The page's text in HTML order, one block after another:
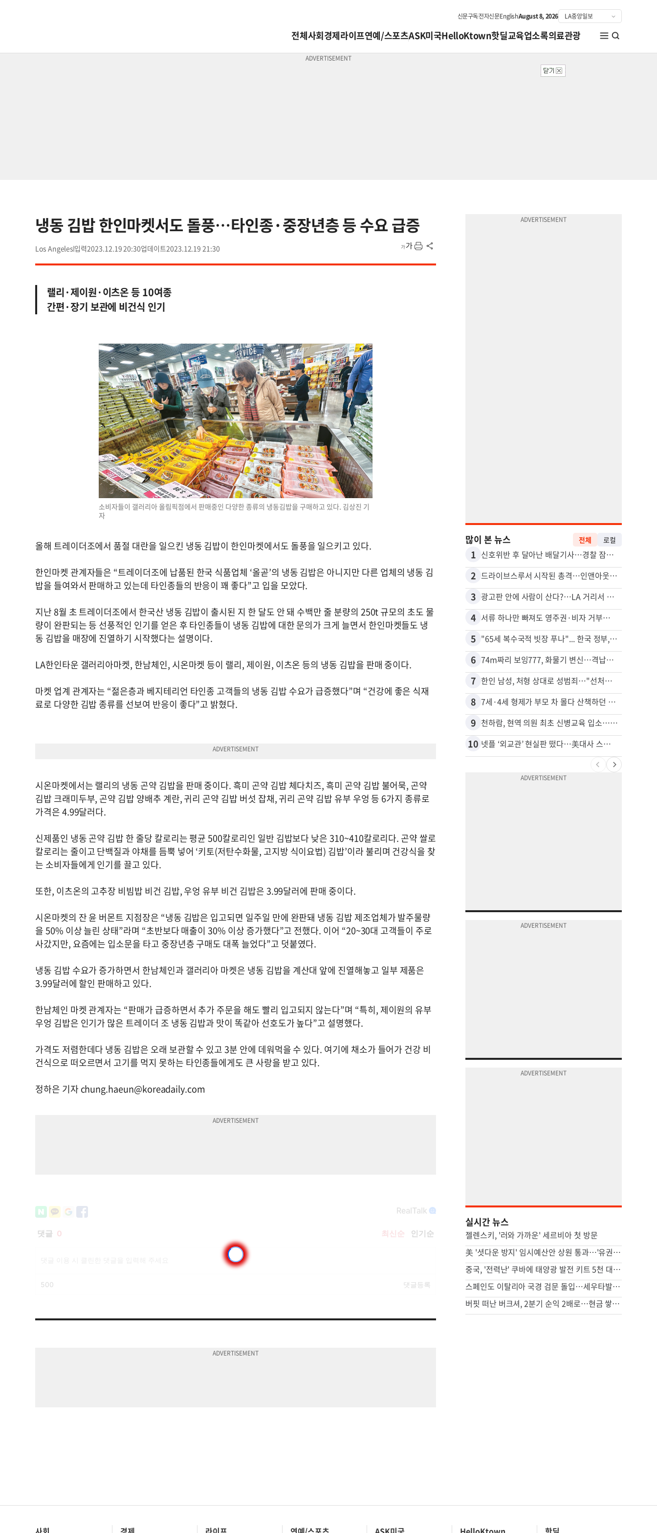
신문구독전자신문EnglishAugust 8, 2026
전체사회경제라이프연예/스포츠ASK미국HelloKtown핫딜교육업소록의료관광
냉동 김밥 한인마켓서도 돌풍…타인종·중장년층 등 수요 급증
Los Angeles 2023.12.19 20:30 2023.12.19 21:30
랠리·제이원·이츠온 등 10여종
간편·장기 보관에 비건식 인기
소비자들이 갤러리아 올림픽점에서 판매중인 다양한 종류의 냉동김밥을 구매하고 있다. 김상진 기
자
올해 트레이더조에서 품절 대란을 일으킨 냉동 김밥이 한인마켓에서도 돌풍을 일으키고 있다.
한인마켓 관계자들은 “트레이더조에 납품된 한국 식품업체 ‘올곧’의 냉동 김밥은 아니지만 다른 업체의 냉동 김
밥을 들여와서 판매하고 있는데 타인종들의 반응이 꽤 좋다”고 입을 모았다.
지난 8월 초 트레이더조에서 한국산 냉동 김밥이 출시된 지 한 달도 안 돼 수백만 줄 분량의 250t 규모의 초도 물
량이 완판되는 등 선풍적인 인기를 얻은 후 타인종들이 냉동 김밥에 대한 문의가 크게 늘면서 한인마켓들도 냉
동 김밥을 매장에 진열하기 시작했다는 설명이다.
LA한인타운 갤러리아마켓, 한남체인, 시온마켓 등이 랠리, 제이원, 이츠온 등의 냉동 김밥을 판매 중이다.
마켓 업계 관계자는 “젊은층과 베지테리언 타인종 고객들의 냉동 김밥 수요가 급증했다”며 “건강에 좋은 식재
료로 다양한 김밥 종류를 선보여 반응이 좋다”고 밝혔다.
시온마켓에서는 랠리의 냉동 곤약 김밥을 판매 중이다. 흑미 곤약 김밥 체다치즈, 흑미 곤약 김밥 불어묵, 곤약
김밥 크래미두부, 곤약 김밥 양배추 계란, 귀리 곤약 김밥 버섯 잡채, 귀리 곤약 김밥 유부 우엉 등 6가지 종류로
가격은 4.99달러다.
신제품인 냉동 곤약 김밥 한 줄당 칼로리는 평균 500칼로리인 일반 김밥보다 낮은 310~410칼로리다. 곤약 쌀로
칼로리는 줄이고 단백질과 야채를 듬뿍 넣어 ‘키토(저탄수화물, 고지방 식이요법) 김밥’이라 불리며 건강식을 찾
는 소비자들에게 인기를 끌고 있다.
또한, 이츠온의 고추장 비빔밥 비건 김밥, 우엉 유부 비건 김밥은 3.99달러에 판매 중이다.
시온마켓의 잔 윤 버몬트 지점장은 “냉동 김밥은 입고되면 일주일 만에 완판돼 냉동 김밥 제조업체가 발주물량
을 50% 이상 늘린 상태”라며 “초반보다 매출이 30% 이상 증가했다”고 전했다. 이어 “20~30대 고객들이 주로
사갔지만, 요즘에는 입소문을 타고 중장년층 구매도 대폭 늘었다”고 덧붙였다.
냉동 김밥 수요가 증가하면서 한남체인과 갤러리아 마켓은 냉동 김밥을 계산대 앞에 진열해놓고 일부 제품은
3.99달러에 할인 판매하고 있다.
한남체인 마켓 관계자는 “판매가 급증하면서 추가 주문을 해도 빨리 입고되지 않는다”며 “특히, 제이원의 유부
우엉 김밥은 인기가 많은 트레이더 조 냉동 김밥과 맛이 똑같아 선호도가 높다”고 설명했다.
가격도 저렴한데다 냉동 김밥은 오래 보관할 수 있고 3분 안에 데워먹을 수 있다. 여기에 채소가 들어가 건강 비
건식으로 떠오르면서 고기를 먹지 못하는 타인종들에게도 큰 사랑을 받고 있다.
정하은 기자 chung.haeun@koreadaily.com
많이 본 뉴스 전체 로컬
1 신호위반 후 달아난 배달기사…경찰 잠복해 잡고보니 ‘반전’
2 드라이브스루서 시작된 총격…인앤아웃 참사 영상 공개
3 광고판 안에 사람이 산다?…LA 거리서 화제
4 서류 하나만 빠져도 영주권·비자 거부…심사관 재량권 대폭 확대
5 "65세 복수국적 빗장 푸나"... 한국 정부, 연령 완화 전면 추진
6 74m짜리 보잉777, 화물기 변신…격납고서 ‘보물’ 찾는 인천공항
7 한인 남성, 처형 상대로 성범죄…"선처해줬더니 배신자 취급"
8 7세·4세 형제가 부모 차 몰다 산책하던 여성 들이받아
9 천하람, 현역 의원 최초 신병교육 입소…논산서 2박3일 생활
10 넷플 ‘외교관’ 현실판 떴다…美대사 스틸 지키는 ‘신 스틸러’
실시간 뉴스
젤렌스키, '러와 가까운' 세르비아 첫 방문
美 '셧다운 방지' 임시예산안 상원 통과…'유권자 ID법'은 좌절
중국, '전력난' 쿠바에 태양광 발전 키트 5천 대 기증
스페인도 이탈리아 국경 검문 돌입…세우타발 갈등 고조
버핏 떠난 버크셔, 2분기 순익 2배로…현금 쌓기서 투자로 전환